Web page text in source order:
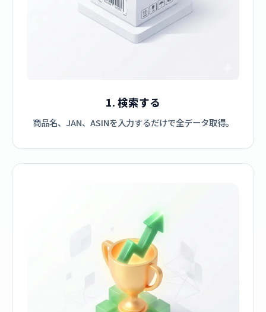
1. 検索する
商品名、JAN、ASINを入力するだけで全データ取得。